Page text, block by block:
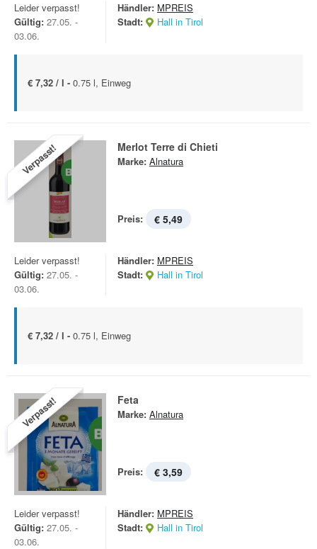
Leider verpasst!
Gültig: 27.05. -
03.06.
Händler: MPREIS
Stadt:
Hall in Tirol
€ 7,32 / l - 0.75 l, Einweg
Verpasst! Merlot Terre di Chieti
Marke: Alnatura
Preis: € 5,49
Leider verpasst!
Gültig: 27.05. -
03.06.
Händler: MPREIS
Stadt:
Hall in Tirol
€ 7,32 / l - 0.75 l, Einweg
Verpasst! Feta
Marke: Alnatura
Preis: € 3,59
Leider verpasst!
Gültig: 27.05. -
03.06.
Händler: MPREIS
Stadt:
Hall in Tirol